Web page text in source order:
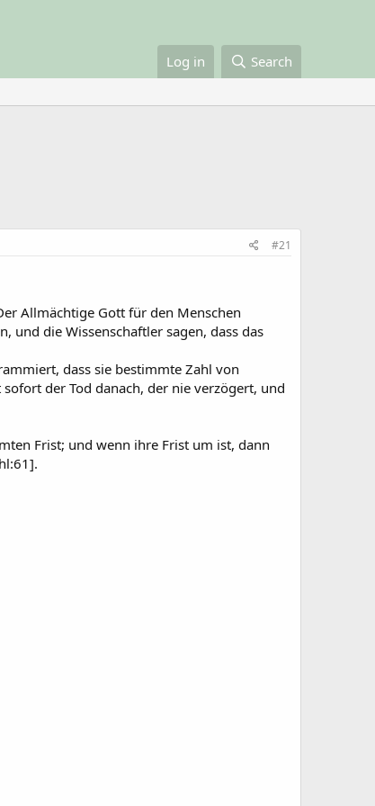
Log in Search
#21
Allmächtige Gott für den Menschen
und die Wissenschaftler sagen, dass das
dass sie bestimmte Zahl von
der Tod danach, der nie verzögert, und
Frist; und wenn ihre Frist um ist, dann